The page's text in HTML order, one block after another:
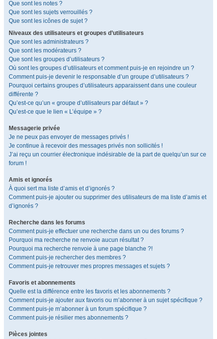
Que sont les notes ?
Que sont les sujets verrouillés ?
Que sont les icônes de sujet ?
Niveaux des utilisateurs et groupes d’utilisateurs
Que sont les administrateurs ?
Que sont les modérateurs ?
Que sont les groupes d’utilisateurs ?
Où sont les groupes d’utilisateurs et comment puis-je en rejoindre un ?
Comment puis-je devenir le responsable d’un groupe d’utilisateurs ?
Pourquoi certains groupes d’utilisateurs apparaissent dans une couleur
différente ?
Qu’est-ce qu’un « groupe d’utilisateurs par défaut » ?
Qu’est-ce que le lien « L’équipe » ?
Messagerie privée
Je ne peux pas envoyer de messages privés !
Je continue à recevoir des messages privés non sollicités !
J’ai reçu un courrier électronique indésirable de la part de quelqu’un sur ce
forum !
Amis et ignorés
À quoi sert ma liste d’amis et d’ignorés ?
Comment puis-je ajouter ou supprimer des utilisateurs de ma liste d’amis et
d’ignorés ?
Recherche dans les forums
Comment puis-je effectuer une recherche dans un ou des forums ?
Pourquoi ma recherche ne renvoie aucun résultat ?
Pourquoi ma recherche renvoie à une page blanche ?!
Comment puis-je rechercher des membres ?
Comment puis-je retrouver mes propres messages et sujets ?
Favoris et abonnements
Quelle est la différence entre les favoris et les abonnements ?
Comment puis-je ajouter aux favoris ou m’abonner à un sujet spécifique ?
Comment puis-je m’abonner à un forum spécifique ?
Comment puis-je résilier mes abonnements ?
Pièces jointes